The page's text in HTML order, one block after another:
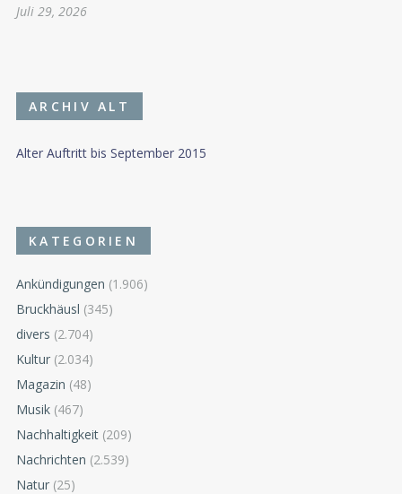
Juli 29, 2026
ARCHIV ALT
Alter Auftritt bis September 2015
KATEGORIEN
Ankündigungen (1.906)
Bruckhäusl (345)
divers (2.704)
Kultur (2.034)
Magazin (48)
Musik (467)
Nachhaltigkeit (209)
Nachrichten (2.539)
Natur (25)